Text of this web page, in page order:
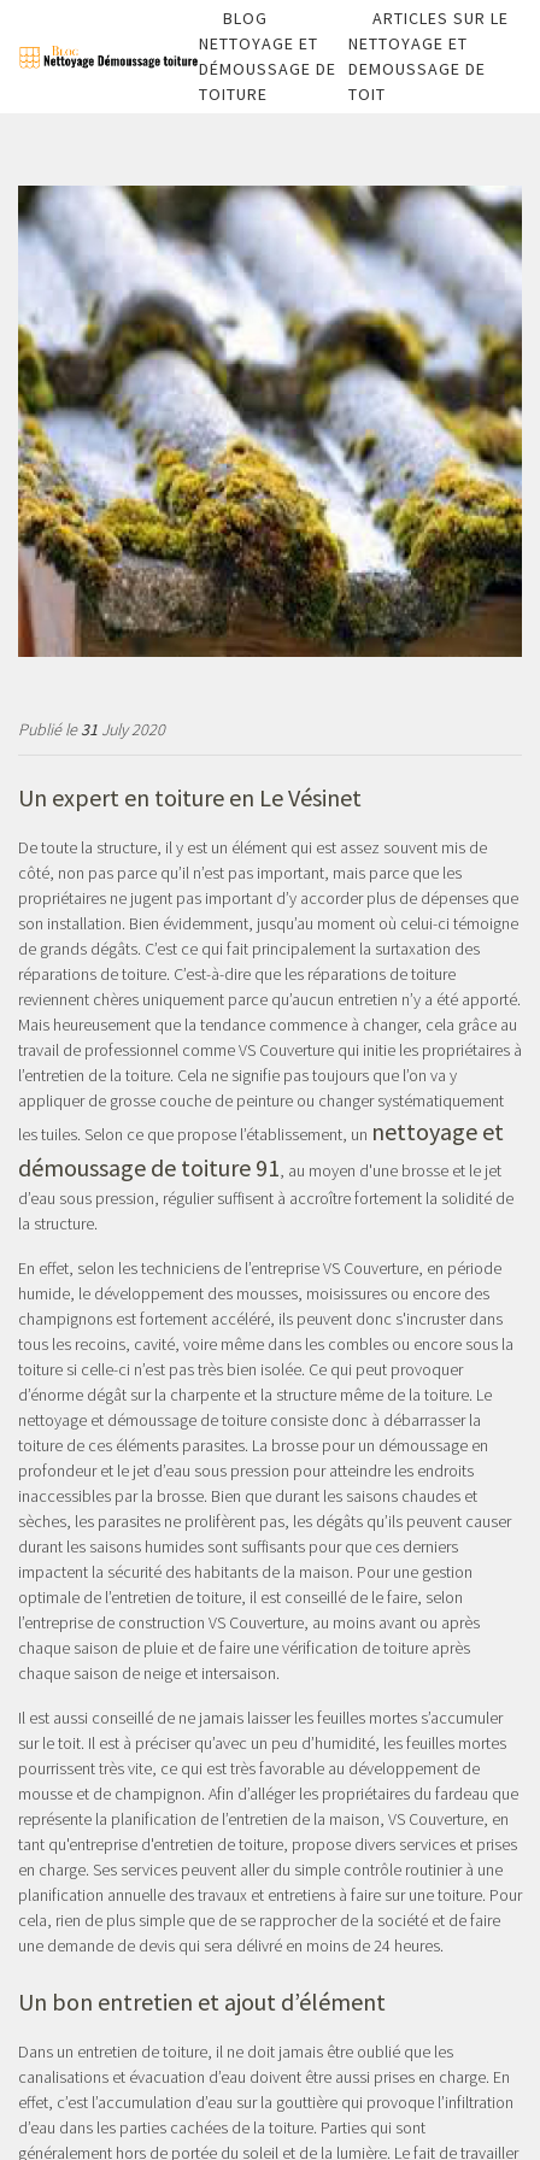
BLOG
NETTOYAGE ET
DÉMOUSSAGE DE
TOITURE
ARTICLES SUR LE
NETTOYAGE ET
DEMOUSSAGE DE
TOIT
Publié le31 July 2020
Un expert en toiture en Le Vésinet
De toute la structure, il y est un élément qui est assez souvent mis de
côté, non pas parce qu’il n’est pas important, mais parce que les
propriétaires ne jugent pas important d’y accorder plus de dépenses que
son installation. Bien évidemment, jusqu’au moment où celui-ci témoigne
de grands dégâts. C’est ce qui fait principalement la surtaxation des
réparations de toiture. C’est-à-dire que les réparations de toiture
reviennent chères uniquement parce qu’aucun entretien n’y a été apporté.
Mais heureusement que la tendance commence à changer, cela grâce au
travail de professionnel comme VS Couverture qui initie les propriétaires à
l’entretien de la toiture. Cela ne signifie pas toujours que l’on va y
appliquer de grosse couche de peinture ou changer systématiquement
les tuiles. Selon ce que propose l’établissement, un nettoyage et
démoussage de toiture 91, au moyen d'une brosse et le jet
d’eau sous pression, régulier suffisent à accroître fortement la solidité de
la structure.
En effet, selon les techniciens de l’entreprise VS Couverture, en période
humide, le développement des mousses, moisissures ou encore des
champignons est fortement accéléré, ils peuvent donc s'incruster dans
tous les recoins, cavité, voire même dans les combles ou encore sous la
toiture si celle-ci n’est pas très bien isolée. Ce qui peut provoquer
d’énorme dégât sur la charpente et la structure même de la toiture. Le
nettoyage et démoussage de toiture consiste donc à débarrasser la
toiture de ces éléments parasites. La brosse pour un démoussage en
profondeur et le jet d’eau sous pression pour atteindre les endroits
inaccessibles par la brosse. Bien que durant les saisons chaudes et
sèches, les parasites ne prolifèrent pas, les dégâts qu’ils peuvent causer
durant les saisons humides sont suffisants pour que ces derniers
impactent la sécurité des habitants de la maison. Pour une gestion
optimale de l’entretien de toiture, il est conseillé de le faire, selon
l’entreprise de construction VS Couverture, au moins avant ou après
chaque saison de pluie et de faire une vérification de toiture après
chaque saison de neige et intersaison.
Il est aussi conseillé de ne jamais laisser les feuilles mortes s’accumuler
sur le toit. Il est à préciser qu’avec un peu d’humidité, les feuilles mortes
pourrissent très vite, ce qui est très favorable au développement de
mousse et de champignon. Afin d’alléger les propriétaires du fardeau que
représente la planification de l’entretien de la maison, VS Couverture, en
tant qu'entreprise d'entretien de toiture, propose divers services et prises
en charge. Ses services peuvent aller du simple contrôle routinier à une
planification annuelle des travaux et entretiens à faire sur une toiture. Pour
cela, rien de plus simple que de se rapprocher de la société et de faire
une demande de devis qui sera délivré en moins de 24 heures.
Un bon entretien et ajout d’élément
Dans un entretien de toiture, il ne doit jamais être oublié que les
canalisations et évacuation d’eau doivent être aussi prises en charge. En
effet, c’est l’accumulation d’eau sur la gouttière qui provoque l’infiltration
d’eau dans les parties cachées de la toiture. Parties qui sont
généralement hors de portée du soleil et de la lumière. Le fait de travailler